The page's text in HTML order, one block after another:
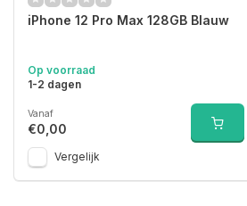
iPhone 12 Pro Max 128GB Blauw
Op voorraad
1-2 dagen
Vanaf
€0,00
Vergelijk